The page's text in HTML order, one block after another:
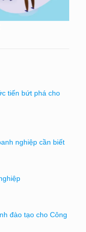
tiến bứt phá cho
nghiệp cần biết
đào tạo cho Công